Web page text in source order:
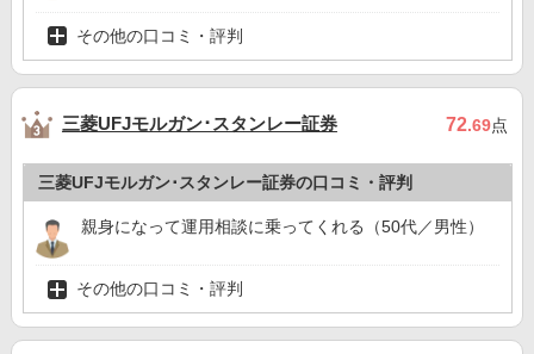
その他の口コミ・評判
三菱UFJモルガン･スタンレー証券 72.69点
三菱UFJモルガン･スタンレー証券の口コミ・評判
親身になって運用相談に乗ってくれる（50代／男性）
その他の口コミ・評判